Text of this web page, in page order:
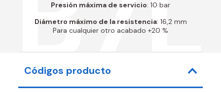
Presión máxima de servicio: 10 bar
Diámetro máximo de la resistencia: 16,2 mm
Para cualquier otro acabado +20 %
Códigos producto